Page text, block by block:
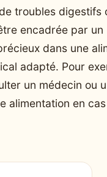
troubles digestifs
encadrée par
dans une
adapté. Pour
un médecin ou
alimentation en